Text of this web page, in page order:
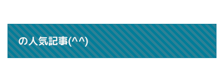
の人気記事(^^)